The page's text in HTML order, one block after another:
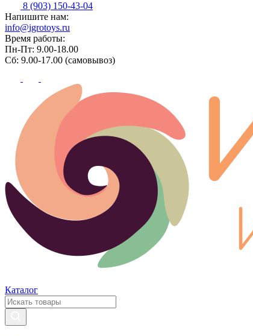
8 (903) 150-43-04
Напишите нам:
info@igrotoys.ru
Время работы:
Пн-Пт: 9.00-18.00
Сб: 9.00-17.00 (самовывоз)
Каталог